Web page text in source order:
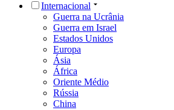
Internacional
Guerra na Ucrânia
Guerra em Israel
Estados Unidos
Europa
Ásia
África
Oriente Médio
Rússia
China